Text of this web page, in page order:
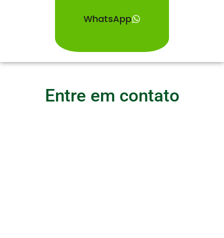
WhatsApp
Entre em contato